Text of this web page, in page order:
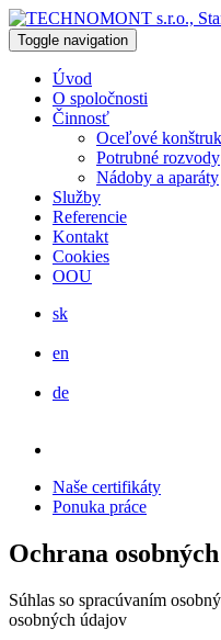
Toggle navigation
Úvod
O spoločnosti
Činnosť
Oceľové
Potrubné rozvody
Nádoby a aparáty
Služby
Referencie
Kontakt
Cookies
OOU
sk
en
de
Naše certifikáty
Ponuka práce
Ochrana
Súhlas so spracúvaním
osobných údajov